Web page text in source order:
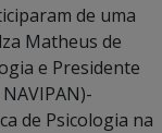
de uma
Matheus de
e Presidente
de Psicologia na